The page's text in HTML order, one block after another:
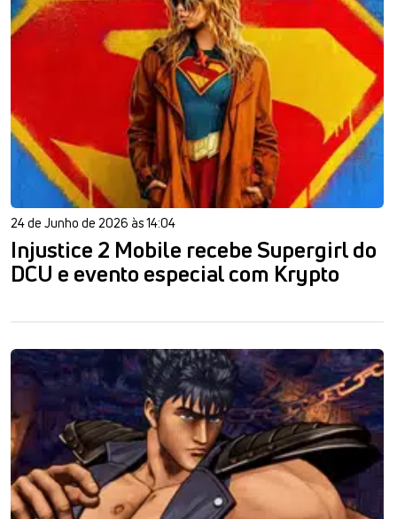
24 de Junho de 2026 às 14:04
Injustice 2 Mobile recebe Supergirl do
DCU e evento especial com Krypto